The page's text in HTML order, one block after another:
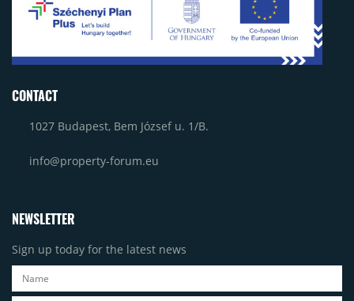
CONTACT
1027 Budapest, Bem József u. 1/B.
info@property-forum.eu
NEWSLETTER
Sign up today for the latest news